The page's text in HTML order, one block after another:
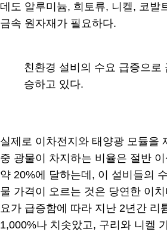
데도 알루미늄, 희토류, 니켈, 코발
금속 원자재가 필요하다.
친환경 설비의 수요 급증으로
승하고 있다.
실제로 이차전지와 태양광 모듈을
중 광물이 차지하는 비율은 절반
약 20%에 달하는데, 이 설비들의
물 가격이 오르는 것은 당연한 이
요가 급증함에 따라 지난 2년간 리
1,000%나 치솟았고, 구리와 니켈